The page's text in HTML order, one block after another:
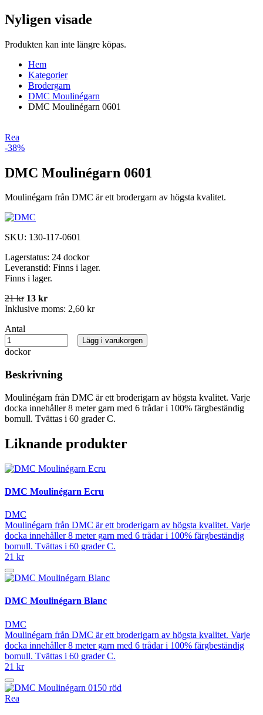
Nyligen visade
Produkten kan inte längre köpas.
Hem
Kategorier
Brodergarn
DMC Moulinégarn
DMC Moulinégarn 0601
Rea
-38%
DMC Moulinégarn 0601
Moulinégarn från DMC är ett brodergarn av högsta kvalitet.
SKU: 130-117-0601
Lagerstatus: 24 dockor
Leveranstid: Finns i lager.
Finns i lager.
21 kr 13 kr
Inklusive moms: 2,60 kr
Antal
dockor
Lägg i varukorgen
Beskrivning
Moulinégarn från DMC är ett broderigarn av högsta kvalitet. Varje
docka innehåller 8 meter garn med 6 trådar i 100% färgbeständig
bomull. Tvättas i 60 grader C.
Liknande produkter
DMC Moulinégarn Ecru
DMC
Moulinégarn från DMC är ett broderigarn av högsta kvalitet. Varje
docka innehåller 8 meter garn med 6 trådar i 100% färgbeständig
bomull. Tvättas i 60 grader C.
21 kr
DMC Moulinégarn Blanc
DMC
Moulinégarn från DMC är ett broderigarn av högsta kvalitet. Varje
docka innehåller 8 meter garn med 6 trådar i 100% färgbeständig
bomull. Tvättas i 60 grader C.
21 kr
Rea